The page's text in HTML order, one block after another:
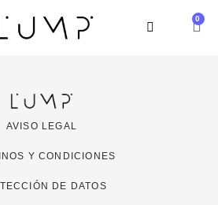
0
AVISO LEGAL
Y CONDICIONES
DE DATOS